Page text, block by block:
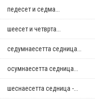
педесет и седма...
шеесет и четврта...
седумнаесетта седница...
осумнaесетта седница...
шеснаесетта седница -...